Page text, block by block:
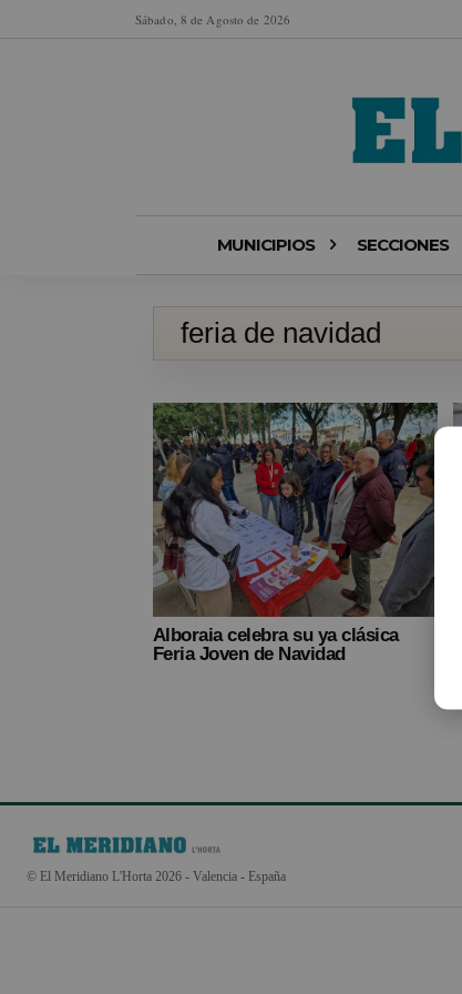
Sábado, 8 de Agosto de 2026
MUNICIPIOS SECCIONES
feria de navidad
Alboraia celebra su ya clásica
Feria Joven de Navidad
© El Meridiano L'Horta 2026 - Valencia - España